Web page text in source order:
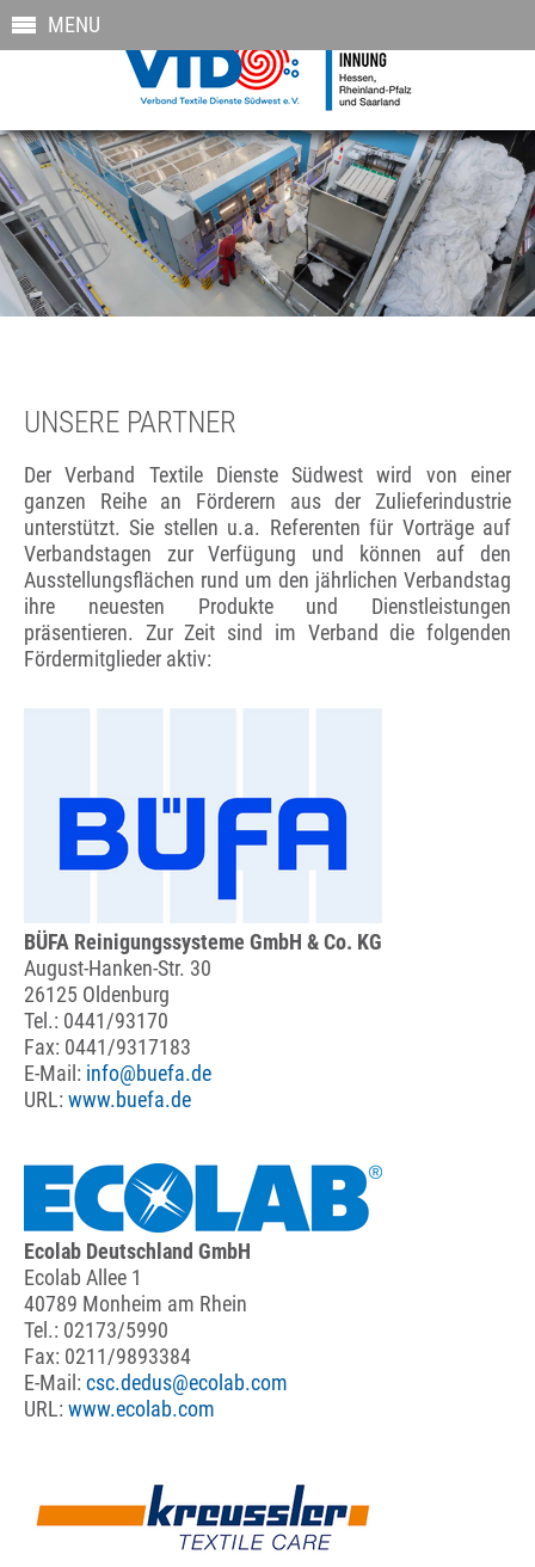
MENU
UNSERE PARTNER
Der Verband Textile Dienste Südwest wird von einer
ganzen Reihe an Förderern aus der Zulieferindustrie
unterstützt. Sie stellen u.a. Referenten für Vorträge auf
Verbandstagen zur Verfügung und können auf den
Ausstellungsflächen rund um den jährlichen Verbandstag
ihre neuesten Produkte und Dienstleistungen
präsentieren. Zur Zeit sind im Verband die folgenden
Fördermitglieder aktiv:
BÜFA Reinigungssysteme GmbH & Co. KG
August-Hanken-Str. 30
26125 Oldenburg
Tel.: 0441/93170
Fax: 0441/9317183
E-Mail: info@buefa.de
URL: www.buefa.de
Ecolab Deutschland GmbH
Ecolab Allee 1
40789 Monheim am Rhein
Tel.: 02173/5990
Fax: 0211/9893384
E-Mail: csc.dedus@ecolab.com
URL: www.ecolab.com